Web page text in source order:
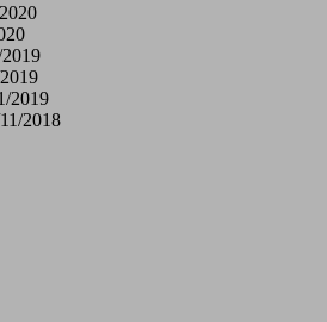
2019
2018